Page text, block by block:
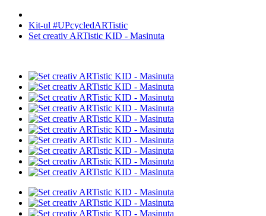
Kit-ul #UPcycledARTistic
Set creativ ARTistic KID - Masinuta